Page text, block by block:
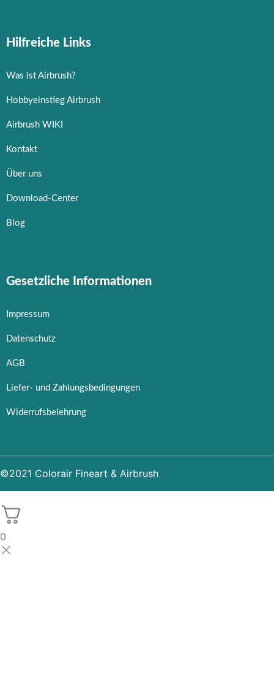
Hilfreiche Links
Was ist Airbrush?
Hobbyeinstieg Airbrush
Airbrush WIKI
Kontakt
Über uns
Download-Center
Blog
Gesetzliche Informationen
Impressum
Datenschutz
AGB
Liefer- und Zahlungsbedingungen
Widerrufsbelehrung
©2021 Colorair Fineart & Airbrush
0